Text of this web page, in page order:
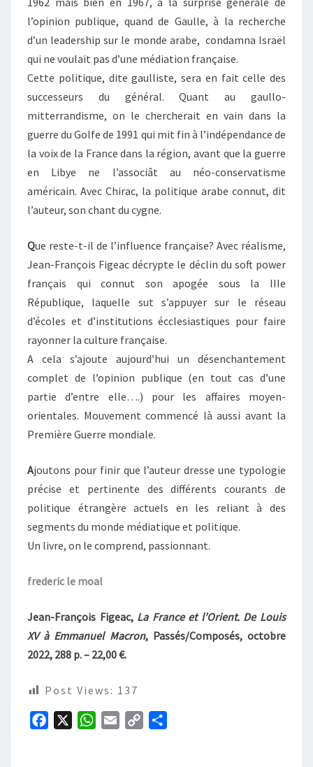
l’opinion publique, quand de Gaulle, à la recherche
d’un leadership sur le monde arabe, condamna Israël
qui ne voulait pas d’une médiation française.
Cette politique, dite gaulliste, sera en fait celle des
successeurs du général. Quant au gaullo-
mitterrandisme, on le chercherait en vain dans la
guerre du Golfe de 1991 qui mit fin à l’indépendance de
la voix de la France dans la région, avant que la guerre
en Libye ne l’associât au néo-conservatisme
américain. Avec Chirac, la politique arabe connut, dit
l’auteur, son chant du cygne.
Que reste-t-il de l’influence française? Avec réalisme,
Jean-François Figeac décrypte le déclin du soft power
français qui connut son apogée sous la IIIe
République, laquelle sut s’appuyer sur le réseau
d’écoles et d’institutions écclesiastiques pour faire
rayonner la culture française.
A cela s’ajoute aujourd’hui un désenchantement
complet de l’opinion publique (en tout cas d’une
partie d’entre elle….) pour les affaires moyen-
orientales. Mouvement commencé là aussi avant la
Première Guerre mondiale.
Ajoutons pour finir que l’auteur dresse une typologie
précise et pertinente des différents courants de
politique étrangère actuels en les reliant à des
segments du monde médiatique et politique.
Un livre, on le comprend, passionnant.
frederic le moal
Jean-François Figeac, La France et l’Orient. De Louis
XV à Emmanuel Macron, Passés/Composés, octobre
2022, 288 p. – 22,00 €.
Post Views: 137
W